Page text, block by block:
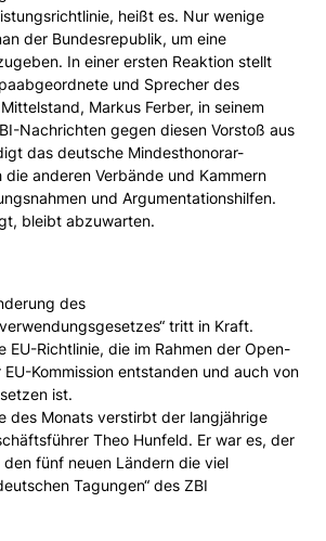
heißt es. Nur wenige
der Bundesrepublik, um eine
In einer ersten Reaktion stellt
und Sprecher des
Markus Ferber, in seinem
Nachrichten gegen diesen Vorstoß aus
das deutsche Mindesthonorar-
die anderen Verbände und Kammern
und Argumentationshilfen.
bleibt abzuwarten.
des
tritt in Kraft.
EU-Richtlinie, die im Rahmen der Open-
Kommission entstanden und auch von
ist.
des Monats verstirbt der langjährige
Theo Hunfeld. Er war es, der
den fünf neuen Ländern die viel
Tagungen“ des ZBI